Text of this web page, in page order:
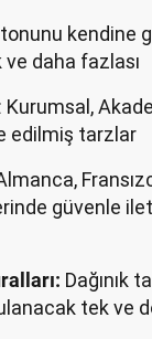
tonunu kendine
daha fazlası
: Kurumsal,
edilmiş tarzlar
güvenle
Dağınık
tek ve